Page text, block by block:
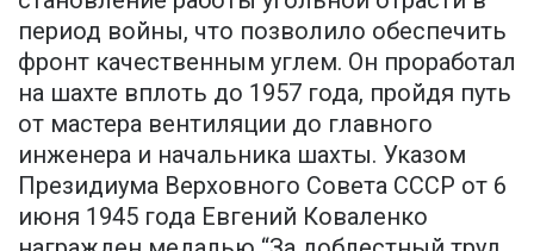
период войны, что позволило обеспечить
фронт качественным углем. Он проработал
на шахте вплоть до 1957 года, пройдя путь
от мастера вентиляции до главного
инженера и начальника шахты. Указом
Президиума Верховного Совета СССР от 6
июня 1945 года Евгений Коваленко